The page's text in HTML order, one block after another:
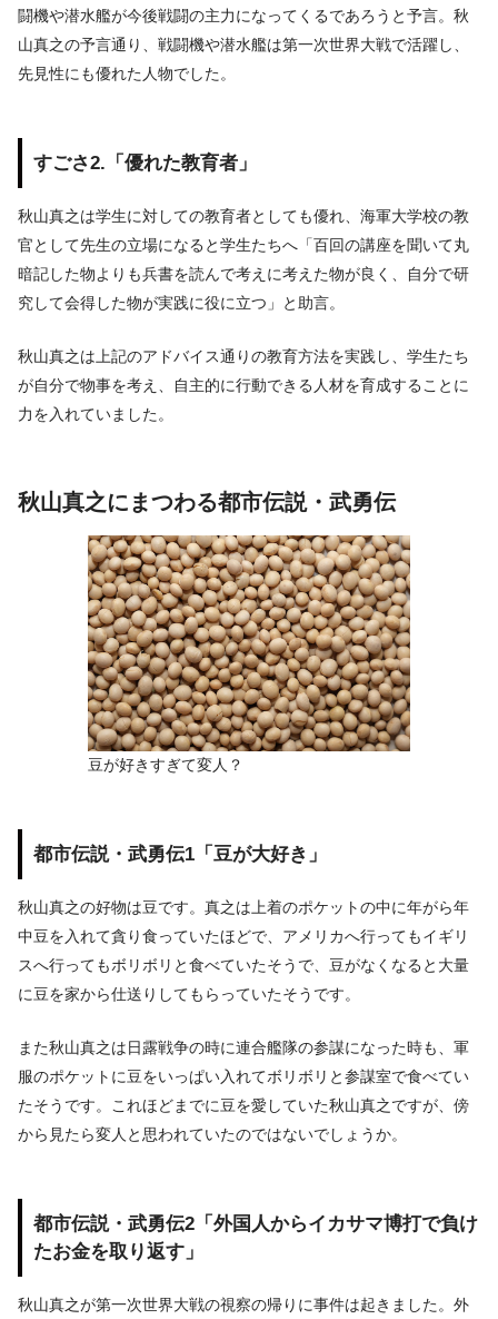
闘機や潜水艦が今後戦闘の主力になってくるであろうと予言。秋
山真之の予言通り、戦闘機や潜水艦は第一次世界大戦で活躍し、
先見性にも優れた人物でした。
すごさ2.「優れた教育者」
秋山真之は学生に対しての教育者としても優れ、海軍大学校の教
官として先生の立場になると学生たちへ「百回の講座を聞いて丸
暗記した物よりも兵書を読んで考えに考えた物が良く、自分で研
究して会得した物が実践に役に立つ」と助言。
秋山真之は上記のアドバイス通りの教育方法を実践し、学生たち
が自分で物事を考え、自主的に行動できる人材を育成することに
力を入れていました。
秋山真之にまつわる都市伝説・武勇伝
豆が好きすぎて変人？
都市伝説・武勇伝1「豆が大好き」
秋山真之の好物は豆です。真之は上着のポケットの中に年がら年
中豆を入れて貪り食っていたほどで、アメリカへ行ってもイギリ
スへ行ってもボリボリと食べていたそうで、豆がなくなると大量
に豆を家から仕送りしてもらっていたそうです。
また秋山真之は日露戦争の時に連合艦隊の参謀になった時も、軍
服のポケットに豆をいっぱい入れてボリボリと参謀室で食べてい
たそうです。これほどまでに豆を愛していた秋山真之ですが、傍
から見たら変人と思われていたのではないでしょうか。
都市伝説・武勇伝2「外国人からイカサマ博打で負け
たお金を取り返す」
秋山真之が第一次世界大戦の視察の帰りに事件は起きました。外